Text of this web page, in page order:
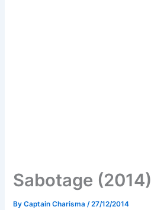
Sabotage (2014)
ByCaptain Charisma /27/12/2014